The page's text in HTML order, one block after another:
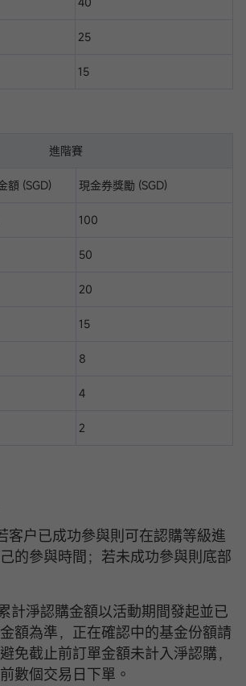
25
15
進階賽
額 (SGD) 現金券獎勵 (SGD)
100
50
20
15
8
4
2
客户已成功參與則可在認購等級進
的參與時間；若未成功參與則底部
計淨認購金額以活動期間發起並已
額為準，正在確認中的基金份額請
免截止前訂單金額未計入淨認購，
數個交易日下單。